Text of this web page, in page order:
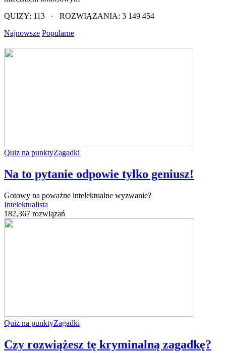
QUIZY: 113 · ROZWIĄZANIA: 3 149 454
Najnowsze Popularne
Quiz na punktyZagadki
Na to pytanie odpowie tylko geniusz!
Gotowy na poważne intelektualne wyzwanie?
Intelektualista
182,367 rozwiązań
Quiz na punktyZagadki
Czy rozwiążesz tę kryminalną zagadkę?